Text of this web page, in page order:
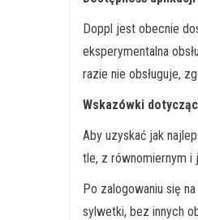
Doppl jest obecnie
eksperymentalna
razie nie obsługuje,
Wskazówki
Aby uzyskać jak
tle, z równomiernym i
Po zalogowaniu się
sylwetki, bez innych